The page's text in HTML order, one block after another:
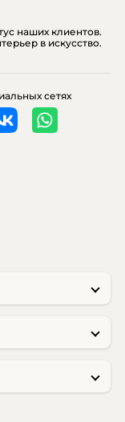
наших клиентов.
в искусство.
сетях